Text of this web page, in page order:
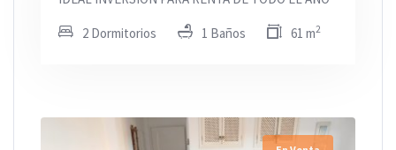
2 Dormitorios 1 Baños 61 m2